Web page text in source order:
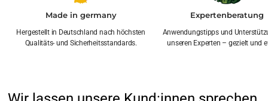
Made in germany
Hergestellt in Deutschland nach höchsten
Qualitäts- und Sicherheitsstandards.
Expertenberatung
Anwendungstipps und
unseren Experten – gezielt und